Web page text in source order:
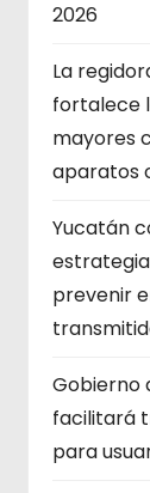
2026
La
fortalece
mayores
aparatos
Yucatán
prevenir
Gobierno
facilitará
para